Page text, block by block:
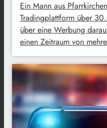
Ein Mann aus
Tradingplattform über
über eine Werbung
einen Zeitraum von